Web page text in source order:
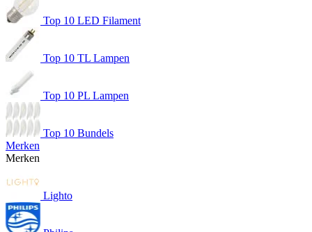
Top 10 LED Filament
Top 10 TL Lampen
Top 10 PL Lampen
Top 10 Bundels
Merken
Merken
Lighto